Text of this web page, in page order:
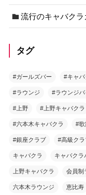
流行のキャバクラ
タグ
#ガールズバー #キャバ
#ラウンジ #ラウンジバ
#上野 #上野キャバクラ
#六本木キャバクラ #
#銀座クラブ #高級クラ
キャバクラ キャバクラ
上野キャバクラ 会員制
六本木ラウンジ 恵比寿